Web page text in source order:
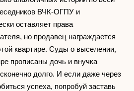
ВЧК-ОГПУ и
оставляет права
но продавец награждается
квартире. Суды о выселении,
прописаны дочь и внучка
долго. И если даже через
успеха, попробуй заставь